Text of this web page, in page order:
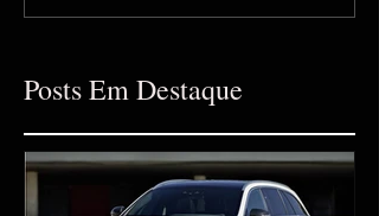
Posts Em Destaque